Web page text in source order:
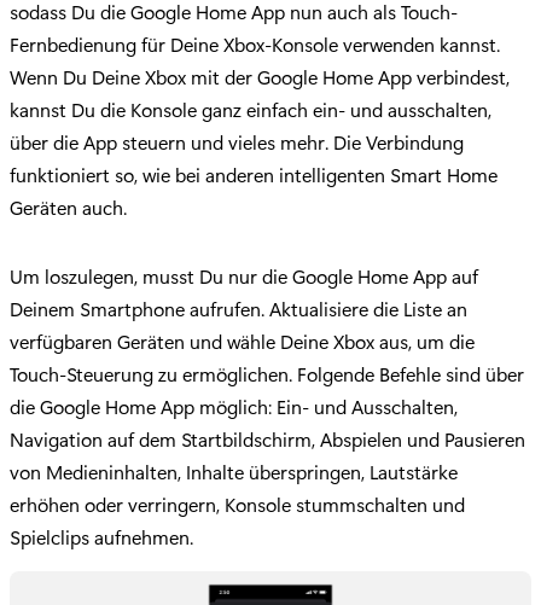
sodass Du die Google Home App nun auch als Touch-
Fernbedienung für Deine Xbox-Konsole verwenden kannst.
Wenn Du Deine Xbox mit der Google Home App verbindest,
kannst Du die Konsole ganz einfach ein- und ausschalten,
über die App steuern und vieles mehr. Die Verbindung
funktioniert so, wie bei anderen intelligenten Smart Home
Geräten auch.
Um loszulegen, musst Du nur die Google Home App auf
Deinem Smartphone aufrufen. Aktualisiere die Liste an
verfügbaren Geräten und wähle Deine Xbox aus, um die
Touch-Steuerung zu ermöglichen. Folgende Befehle sind über
die Google Home App möglich: Ein- und Ausschalten,
Navigation auf dem Startbildschirm, Abspielen und Pausieren
von Medieninhalten, Inhalte überspringen, Lautstärke
erhöhen oder verringern, Konsole stummschalten und
Spielclips aufnehmen.